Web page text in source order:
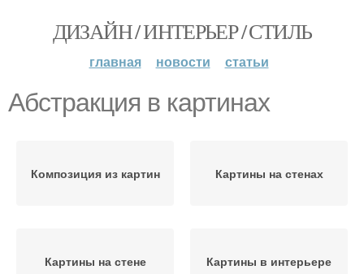
ДИЗАЙН / ИНТЕРЬЕР / СТИЛЬ
главная новости статьи
Абстракция в картинах
Композиция из картин Картины на стенах
Картины на стене Картины в интерьере